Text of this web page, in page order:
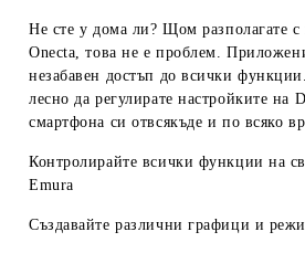
Не сте у дома ли? Щом разполагате
Onecta, това не е проблем.
незабавен достъп до всички
лесно да регулирате настройките на
смартфона си отвсякъде и по всяко
Контролирайте всички функции на
Emura
Създавайте различни графици и